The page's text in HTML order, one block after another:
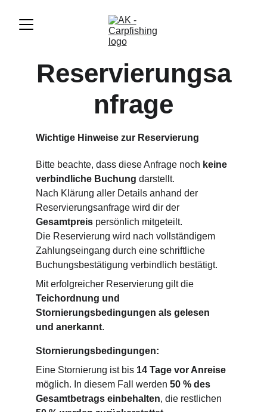
Reservierungsa
nfrage
Wichtige Hinweise zur Reservierung
Bitte beachte, dass diese Anfrage noch keine
verbindliche Buchung darstellt.
Nach Klärung aller Details anhand der
Reservierungsanfrage wird dir der
Gesamtpreis persönlich mitgeteilt.
Die Reservierung wird nach vollständigem
Zahlungseingang durch eine schriftliche
Buchungsbestätigung verbindlich bestätigt.
Mit erfolgreicher Reservierung gilt die
Teichordnung und
Stornierungsbedingungen als gelesen
und anerkannt.
Stornierungsbedingungen:
Eine Stornierung ist bis 14 Tage vor Anreise
möglich. In diesem Fall werden 50 % des
Gesamtbetrags einbehalten, die restlichen